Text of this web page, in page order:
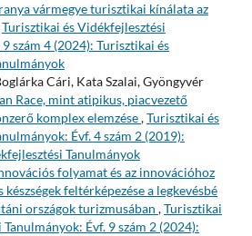
vármegye turisztikai kínálata az
Turisztikai és Vidékfejlesztési
szám 4 (2024): Turisztikai és
Cári, Kata Szalai, Gyöngyvér
Race, mint atipikus, piacvezető
komplex elemzése,Turisztikai és
Évf. 4 szám 2 (2019):
Tanulmányok
folyamat és az innovációhoz
készségek feltérképezése a legkevésbé
országok turizmusában ,Turisztikai
Évf. 9 szám 2 (2024):